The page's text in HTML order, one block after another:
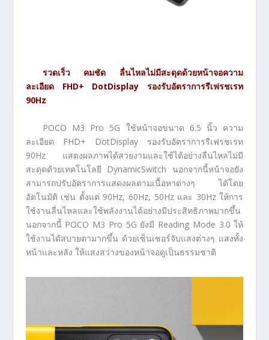
รวดเร็ว คมชัด ลื่นไหลไม่มีสะดุดด้วยหน้าจอความ
ละเอียด FHD+ DotDisplay
รองรับอัตราการรีเฟรชเรท
90Hz
POCO M3 Pro 5G ใช้หน้าจอขนาด 6.5 นิ้ว ความ
ละเอียด FHD+ DotDisplay รองรับอัตราการรีเฟรชเรท
90Hz แสดงผลภาพได้สวยงามและใช้ได้อย่างลื่นไหลไม่มี
สะดุดด้วยเทคโนโลยี DynamicSwitch นอกจากนี้หน้าจอยัง
สามารถปรับอัตราการแสดงผลตามเนื้อหาต่างๆ ได้โดย
อัตโนมัติ เช่น ตั้งแต่ 90Hz, 60Hz, 50Hz และ 30Hz ให้การ
ใช้งานลื่นไหลและใช้พลังงานได้อย่างมีประสิทธิภาพมากขึ้น
นอกจากนี้ POCO M3 Pro 5G ยังมี Reading Mode 3.0 ให้
ใช้งานได้สบายตามากขึ้น ด้วยเซ็นเซอร์จับแสงต่างๆ แสงทั้ง
หน้าและหลัง ให้แสงสว่างของหน้าจอดูเป็นธรรมชาติ